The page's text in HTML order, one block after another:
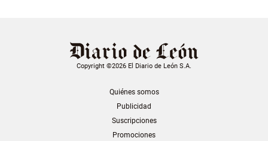
Copyright ©2026 El Diario de León S.A.
Quiénes somos
Publicidad
Suscripciones
Promociones